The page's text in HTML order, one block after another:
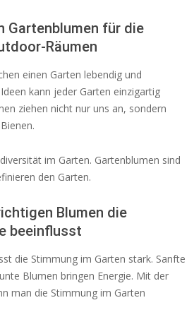
Gartenblumen für die
Räumen
einen Garten lebendig und
kann jeder Garten einzigartig
ziehen nicht nur uns an, sondern
im Garten. Gartenblumen sind
den Garten.
Blumen die
beeinflusst
die Stimmung im Garten stark. Sanfte
Blumen bringen Energie. Mit der
man die Stimmung im Garten